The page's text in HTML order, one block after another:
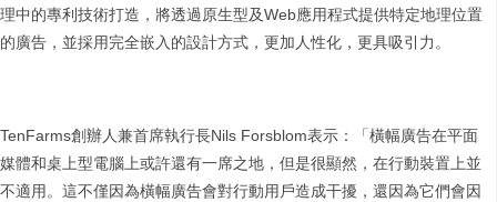
理中的專利技術打造，將透過原生型及Web應用程式提供特定地理位置
的廣告，並採用完全嵌入的設計方式，更加人性化，更具吸引力。
TenFarms創辦人兼首席執行長Nils Forsblom表示：「橫幅廣告在平面
媒體和桌上型電腦上或許還有一席之地，但是很顯然，在行動裝置上並
不適用。這不僅因為橫幅廣告會對行動用戶造成干擾，還因為它們會因